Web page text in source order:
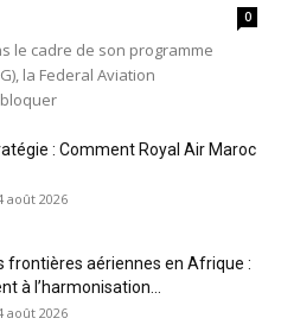
0
le cadre de son programme
la Federal Aviation
: Comment Royal Air Maroc
août 2026
frontières aériennes en Afrique :
à l’harmonisation...
août 2026